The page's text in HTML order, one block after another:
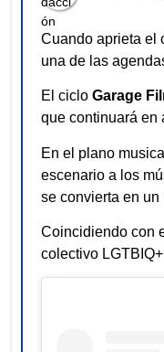
Cuando aprieta el
una de las
El ciclo Garage
que continuará en
En el plano
escenario a los
se convierta en un
Coincidiendo con
colectivo